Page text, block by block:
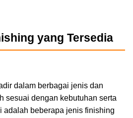
yang Tersedia
dalam berbagai jenis dan
sesuai dengan kebutuhan serta
adalah beberapa jenis finishing